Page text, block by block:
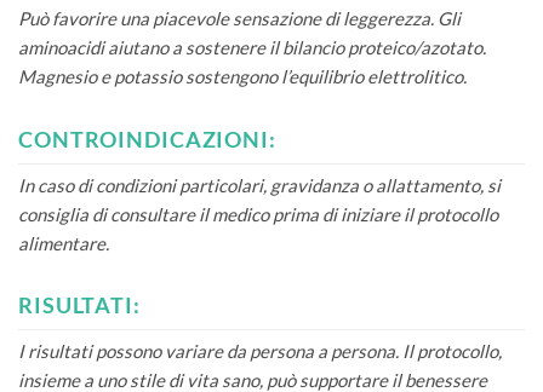
Può favorire una piacevole sensazione di leggerezza. Gli
aminoacidi aiutano a sostenere il bilancio proteico/azotato.
Magnesio e potassio sostengono l’equilibrio elettrolitico.
CONTROINDICAZIONI:
In caso di condizioni particolari, gravidanza o allattamento, si
consiglia di consultare il medico prima di iniziare il protocollo
alimentare.
RISULTATI:
I risultati possono variare da persona a persona. Il protocollo,
insieme a uno stile di vita sano, può supportare il benessere